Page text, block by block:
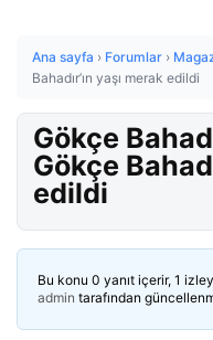
Ana sayfa › Forumlar ›
Bahadır’ın yaşı merak edildi
Gökçe
Gökçe
edildi
Bu konu 0 yanıt içerir, 1
admin tarafından